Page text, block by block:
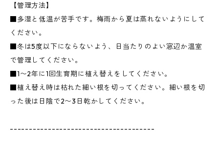
【管理方法】
■多湿と低温が苦手です。梅雨から夏は蒸れないようにして
ください。
■冬は5度以下にならないよう、日当たりのよい窓辺か温室
で管理してください。
■1〜2年に1回生育期に植え替えをしてください。
■植え替え時は枯れた細い根を切ってください。細い根を切
った後は日陰で2〜3日乾かしてください。
--------------------------------------